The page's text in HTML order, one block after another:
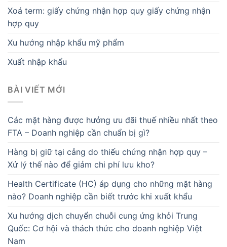
Xoá term: giấy chứng nhận hợp quy giấy chứng nhận
hợp quy
Xu hướng nhập khẩu mỹ phẩm
Xuất nhập khẩu
BÀI VIẾT MỚI
Các mặt hàng được hưởng ưu đãi thuế nhiều nhất theo
FTA – Doanh nghiệp cần chuẩn bị gì?
Hàng bị giữ tại cảng do thiếu chứng nhận hợp quy –
Xử lý thế nào để giảm chi phí lưu kho?
Health Certificate (HC) áp dụng cho những mặt hàng
nào? Doanh nghiệp cần biết trước khi xuất khẩu
Xu hướng dịch chuyển chuỗi cung ứng khỏi Trung
Quốc: Cơ hội và thách thức cho doanh nghiệp Việt
Nam